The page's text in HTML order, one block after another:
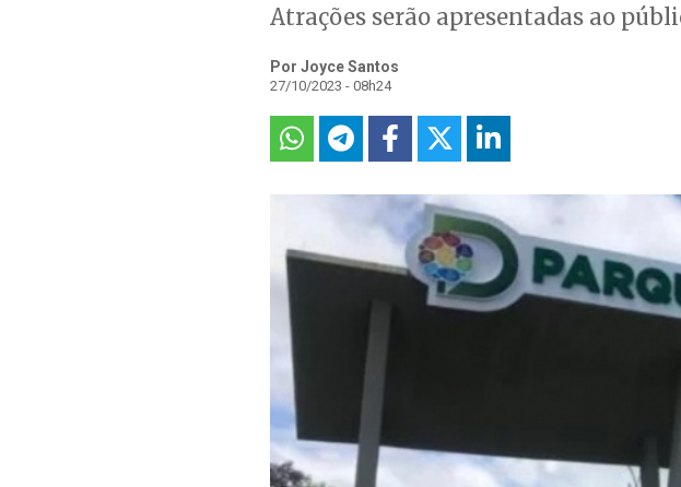
Atrações serão apresentadas ao
Por Joyce Santos
27/10/2023 - 08h24